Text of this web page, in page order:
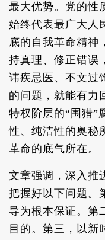
最大优势。党的性
始终代表最广大人
底的自我革命精神
持真理、修正错误
讳疾忌医、不文过
的问题，就能有力
特权阶层的“围猎”
性、纯洁性的奥秘
革命的底气所在。
文章强调，深入推
把握好以下问题。
导为根本保证。第
目的。第三，以新